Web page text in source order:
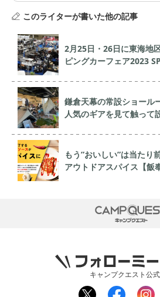
このライターが書いた他の記事
2月25日・26日に東海地
ピングカーフェア2023
鎌倉天幕の常設ショール
人気のギアを見て触って
もう”おいしい”は当たり
アウトドアスパイス【飯
CAMP QUEST
フォローミー
キャンプクエスト公
twit
fac
inst